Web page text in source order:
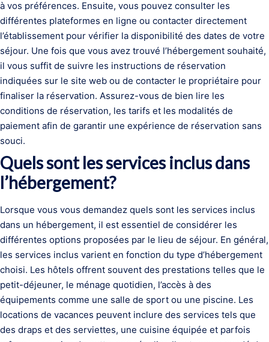
à vos préférences. Ensuite, vous pouvez consulter les
différentes plateformes en ligne ou contacter directement
l’établissement pour vérifier la disponibilité des dates de votre
séjour. Une fois que vous avez trouvé l’hébergement souhaité,
il vous suffit de suivre les instructions de réservation
indiquées sur le site web ou de contacter le propriétaire pour
finaliser la réservation. Assurez-vous de bien lire les
conditions de réservation, les tarifs et les modalités de
paiement afin de garantir une expérience de réservation sans
souci.
Quels sont les services inclus dans
l’hébergement?
Lorsque vous vous demandez quels sont les services inclus
dans un hébergement, il est essentiel de considérer les
différentes options proposées par le lieu de séjour. En général,
les services inclus varient en fonction du type d’hébergement
choisi. Les hôtels offrent souvent des prestations telles que le
petit-déjeuner, le ménage quotidien, l’accès à des
équipements comme une salle de sport ou une piscine. Les
locations de vacances peuvent inclure des services tels que
des draps et des serviettes, une cuisine équipée et parfois